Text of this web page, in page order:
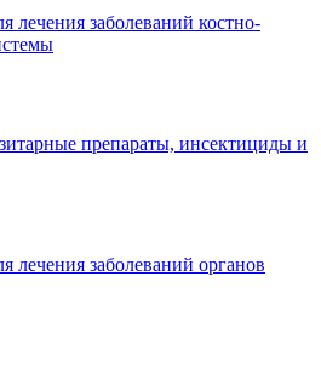
лечения заболеваний костно-
препараты, инсектициды и
лечения заболеваний органов